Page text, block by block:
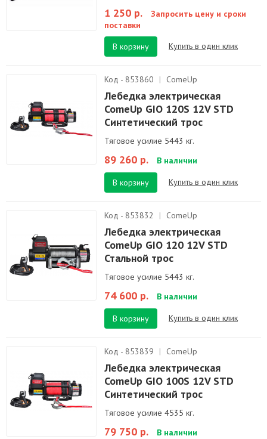
1 250 р.
Запросить цену и сроки
поставки
В корзину
Купить в один клик
Код - 853860 | ComeUp
Лебедка электрическая
ComeUp GIO 120S 12V STD
Синтетический трос
Тяговое усилие 5443 кг.
89 260 р. В наличии
В корзину Купить в один клик
Код - 853832 | ComeUp
Лебедка электрическая
ComeUp GIO 120 12V STD
Стальной трос
Тяговое усилие 5443 кг.
74 600 р. В наличии
В корзину Купить в один клик
Код - 853839 | ComeUp
Лебедка электрическая
ComeUp GIO 100S 12V STD
Синтетический трос
Тяговое усилие 4535 кг.
79 750 р. В наличии